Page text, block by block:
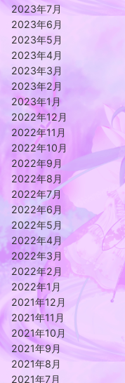
2023年7月
2023年6月
2023年5月
2023年4月
2023年3月
2023年2月
2023年1月
2022年12月
2022年11月
2022年10月
2022年9月
2022年8月
2022年7月
2022年6月
2022年5月
2022年4月
2022年3月
2022年2月
2022年1月
2021年12月
2021年11月
2021年10月
2021年9月
2021年8月
2021年7月